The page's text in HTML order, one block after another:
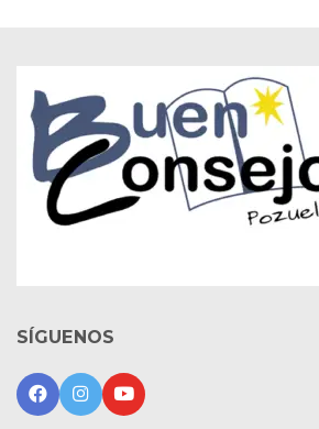
SÍGUENOS